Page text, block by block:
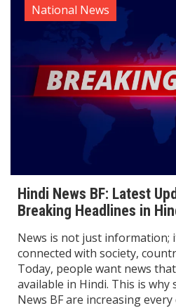
National News
Hindi News BF: Latest
Breaking Headlines in
News is not just information;
connected with society,
Today, people want news
available in Hindi. This is why
News BF are increasing every